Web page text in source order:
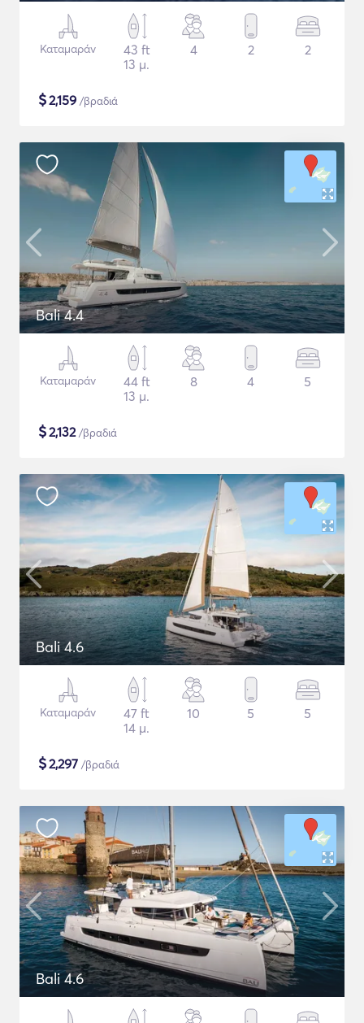
Καταμαράν
43 ft
13 μ.
4 2 2
$2,159 /βραδιά
Bali 4.4
Καταμαράν
44 ft
13 μ.
8 4 5
$2,132/βραδιά
Bali 4.6
Καταμαράν
47 ft
14 μ.
10 5 5
$2,297 /βραδιά
Bali 4.6